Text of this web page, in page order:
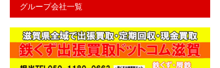
グループ会社一覧